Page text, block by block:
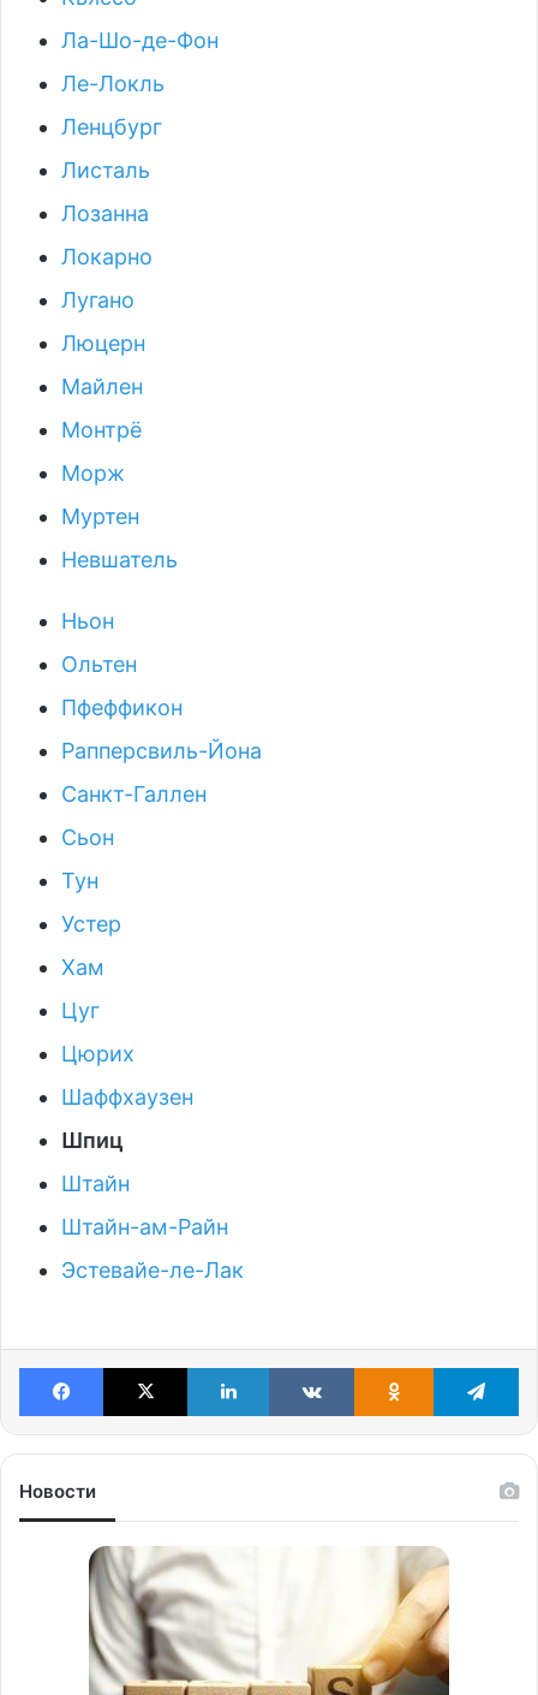
Ла-Шо-де-Фон
Ле-Локль
Ленцбург
Листаль
Лозанна
Локарно
Лугано
Люцерн
Майлен
Монтрё
Морж
Муртен
Невшатель
Ньон
Ольтен
Пфеффикон
Рапперсвиль-Йона
Санкт-Галлен
Сьон
Тун
Устер
Хам
Цуг
Цюрих
Шаффхаузен
Шпиц
Штайн
Штайн-ам-Райн
Эстевайе-ле-Лак
Facebook X LinkedIn VKontakteOdnoklassniki
Новости